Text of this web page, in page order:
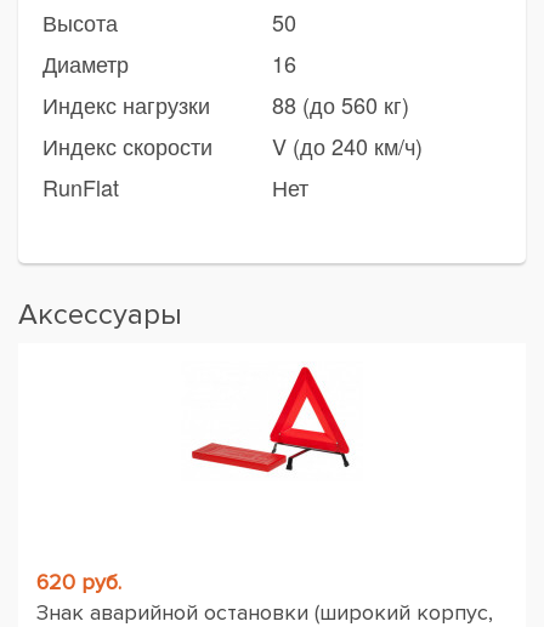
Высота
50
Диаметр
16
Индекс нагрузки
88 (до 560 кг)
Индекс скорости
V (до 240 км/ч)
RunFlat
Нет
Аксессуары
620 руб.
Знак аварийной остановки (широкий корпус,